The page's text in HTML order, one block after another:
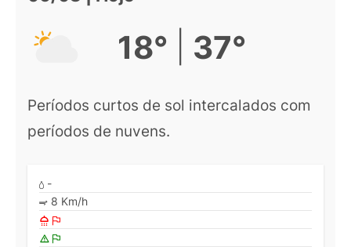
18° 37°
Períodos curtos de sol intercalados com
períodos de nuvens.
-
8 Km/h